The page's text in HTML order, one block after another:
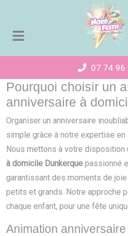
07 74 96
Pourquoi choisir un
anniversaire à
Organiser un anniversaire
simple grâce à notre expertise en
Nous mettons à votre disposition
à domicile Dunkerque passionné
garantissant des moments de
petits et grands. Notre approche
chaque enfant, pour une fête
Animation
Panneau de gestion des cookies